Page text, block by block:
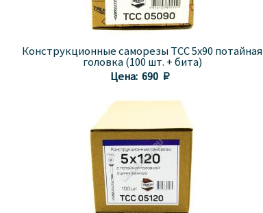
Конструкционные саморезы TCC 5x90 потайная
головка (100 шт. + бита)
Цена: 690 